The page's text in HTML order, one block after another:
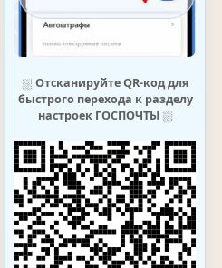
⛆ Отсканируйте QR-код для
быстрого перехода к разделу
настроек ГОСПОЧТЫ⛆